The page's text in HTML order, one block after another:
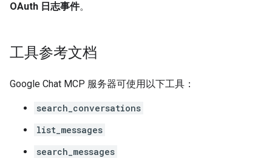
OAuth 日志事件。
工具参考文档
Google Chat MCP 服务器可使用以下工具：
search_conversations
list_messages
search_messages